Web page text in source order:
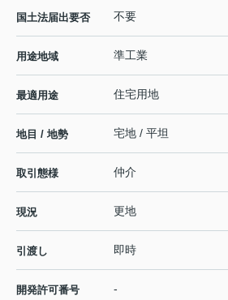
国土法届出要否 不要
用途地域 準工業
最適用途 住宅用地
地目 / 地勢 宅地 / 平坦
取引態様 仲介
現況 更地
引渡し 即時
開発許可番号 -